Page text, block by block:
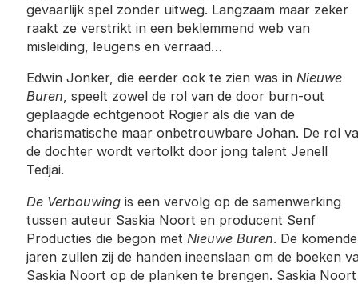
gevaarlijk spel zonder uitweg. Langzaam maar zeker
raakt ze verstrikt in een beklemmend web van
misleiding, leugens en verraad…
Edwin Jonker, die eerder ook te zien was in Nieuwe
Buren, speelt zowel de rol van de door burn-out
geplaagde echtgenoot Rogier als die van de
charismatische maar onbetrouwbare Johan. De rol
de dochter wordt vertolkt door jong talent Jenell
Tedjai.
De Verbouwingis een vervolg op de samenwerking
tussen auteur Saskia Noort en producent Senf
Producties die begon met Nieuwe Buren. De komende
jaren zullen zij de handen ineenslaan om de boeken
Saskia Noort op de planken te brengen. Saskia Noort